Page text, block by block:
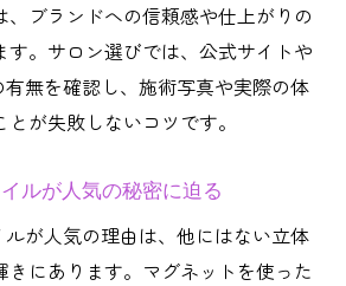
、ブランドへの信頼感や仕上がりの
す。サロン選びでは、公式サイトや
無を確認し、施術写真や実際の体
が失敗しないコツです。
ルが人気の秘密に迫る
が人気の理由は、他にはない立体
にあります。マグネットを使った